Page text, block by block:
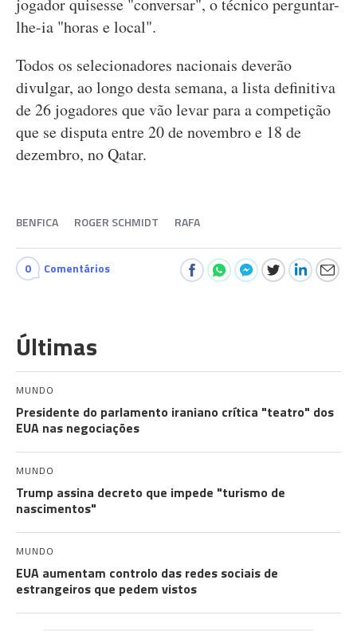
jogador quisesse "conversar", o técnico perguntar-
lhe-ia "horas e local".
Todos os selecionadores nacionais deverão
divulgar, ao longo desta semana, a lista definitiva
de 26 jogadores que vão levar para a competição
que se disputa entre 20 de novembro e 18 de
dezembro, no Qatar.
BENFICA ROGER SCHMIDT RAFA
0 Comentários
Últimas
MUNDO
Presidente do parlamento iraniano crítica "teatro" dos
EUA nas negociações
MUNDO
Trump assina decreto que impede "turismo de
nascimentos"
MUNDO
EUA aumentam controlo das redes sociais de
estrangeiros que pedem vistos